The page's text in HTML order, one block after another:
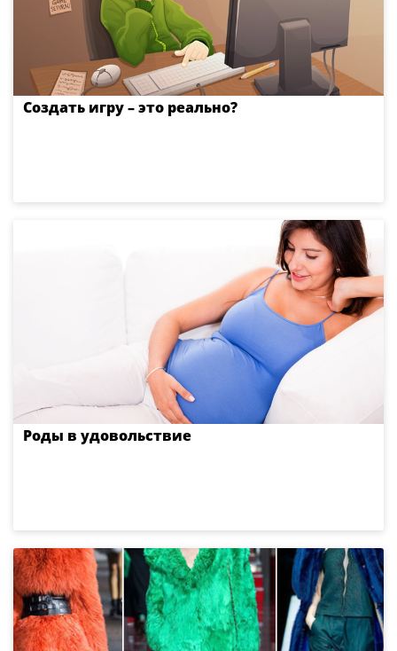
Создать игру – это реально?
Роды в удовольствие